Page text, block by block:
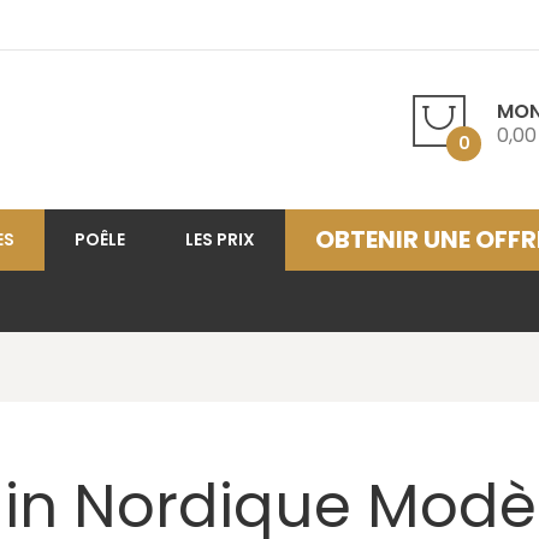
0
POÊLE LES PRIX OBTENIR UNE
Nordique